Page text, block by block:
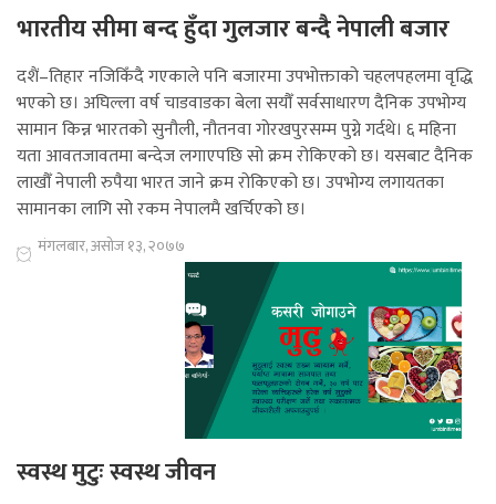
भारतीय सीमा बन्द हुँदा गुलजार बन्दै नेपाली बजार
दशैं–तिहार नजिकिँदै गएकाले पनि बजारमा उपभोक्ताको चहलपहलमा वृद्धि
भएको छ। अघिल्ला वर्ष चाडवाडका बेला सयौँ सर्वसाधारण दैनिक उपभोग्य
सामान किन्न भारतको सुनौली, नौतनवा गोरखपुरसम्म पुग्ने गर्दथे। ६ महिना
यता आवतजावतमा बन्देज लगाएपछि सो क्रम रोकिएको छ। यसबाट दैनिक
लाखौँ नेपाली रुपैया भारत जाने क्रम रोकिएको छ। उपभोग्य लगायतका
सामानका लागि सो रकम नेपालमै खर्चिएको छ।
मंगलबार, असोज १३, २०७७
स्वस्थ मुटुः स्वस्थ जीवन